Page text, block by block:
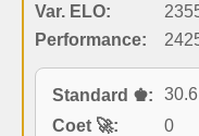
Var. ELO:
Performance:
Standard ♚: 30.6
Coet 🚀:
0